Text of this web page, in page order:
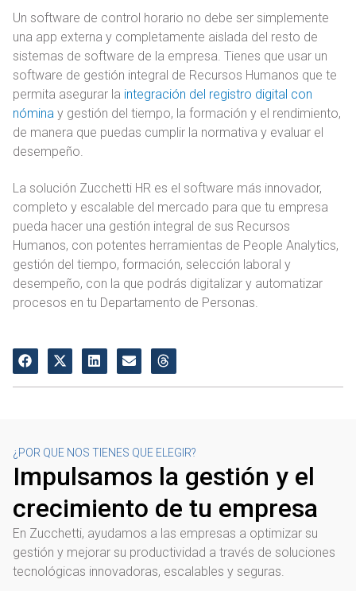
Un software de control horario no debe ser simplemente
una app externa y completamente aislada del resto de
sistemas de software de la empresa. Tienes que usar un
software de gestión integral de Recursos Humanos que te
permita asegurar la integración del registro digital con
nómina y gestión del tiempo, la formación y el rendimiento,
de manera que puedas cumplir la normativa y evaluar el
desempeño.
La solución Zucchetti HR es el software más innovador,
completo y escalable del mercado para que tu empresa
pueda hacer una gestión integral de sus Recursos
Humanos, con potentes herramientas de People Analytics,
gestión del tiempo, formación, selección laboral y
desempeño, con la que podrás digitalizar y automatizar
procesos en tu Departamento de Personas.
¿POR QUE NOS TIENES QUE ELEGIR?
Impulsamos la gestión y el
crecimiento de tu empresa
En Zucchetti, ayudamos a las empresas a optimizar su
gestión y mejorar su productividad a través de soluciones
tecnológicas innovadoras, escalables y seguras.